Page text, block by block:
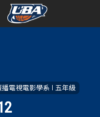
賽程表
賽程表
播電視電影學系 五年級